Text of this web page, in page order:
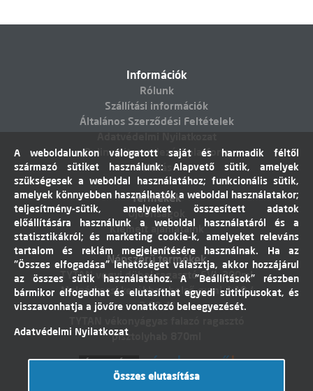
Információk
Rólunk
Szállítási információk
Általános Szerződési Feltételek
Online vitarendezési platform
Elállás
Termékek
Újdonságok
Kiemelt ajánlataink
Népszerű termékek
TYTAN vegyi dübel ragasztó EVI. 300ml
Molnárkocsi kerékhez belső gumi 4,10 /
3,50-4"
pisztolyhab 870ml
A weboldalunkon válogatott saját és harmadik féltől
származó sütiket használunk: Alapvető sütik, amelyek
szükségesek a weboldal használatához; funkcionális sütik,
amelyek könnyebben használhatók a weboldal használatakor;
teljesítmény-sütik, amelyeket összesített adatok
előállítására használunk a weboldal használatáról és a
statisztikákról; és marketing cookie-k, amelyeket releváns
tartalom és reklám megjelenítésére használnak. Ha az
"Összes elfogadása" lehetőséget választja, akkor hozzájárul
az összes sütik használatához. A "Beállítások" részben
bármikor elfogadhat és elutasíthat egyedi sütitípusokat, és
visszavonhatja a jövőre vonatkozó beleegyezését.
Adatvédelmi Nyilatkozat
Összes elutasítása